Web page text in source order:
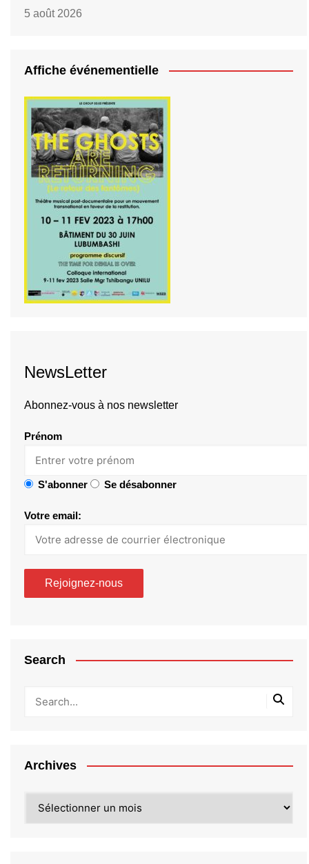
5 août 2026
Affiche événementielle
NewsLetter
Abonnez-vous à nos newsletter
Prénom
S'abonner Se désabonner
Votre email:
Search
Archives